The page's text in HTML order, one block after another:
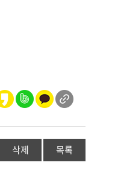
삭제 목록